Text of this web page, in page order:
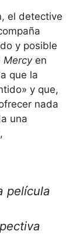
el detective
y posible
Mercyen
que la
y que,
nada
una
película